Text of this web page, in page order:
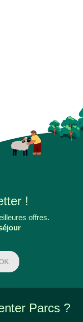
!
offres.
Parcs ?